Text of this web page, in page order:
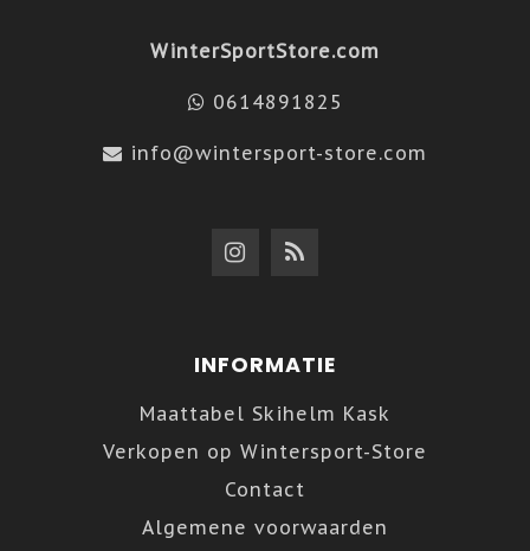
WinterSportStore.com
0614891825
info@wintersport-store.com
INFORMATIE
Maattabel Skihelm Kask
Verkopen op Wintersport-Store
Contact
Algemene voorwaarden